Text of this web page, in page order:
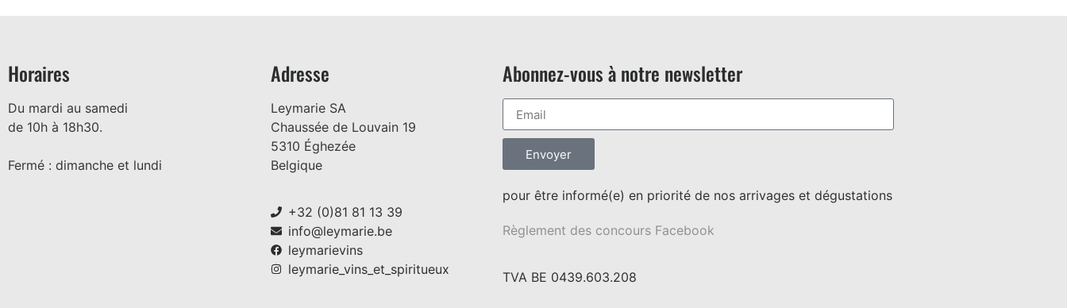
Horaires
Du mardi au samedi
de 10h à 18h30.
Fermé : dimanche et lundi
Adresse
Leymarie SA
Chaussée de Louvain 19
5310 Éghezée
Belgique
+32 (0)81 81 13 39
info@leymarie.be
leymarievins
leymarie_vins_et_spiritueux
Abonnez-vous à notre newsletter
Envoyer
pour être informé(e) en priorité de nos arrivages et dégustations
Règlement des concours Facebook
TVA BE 0439.603.208